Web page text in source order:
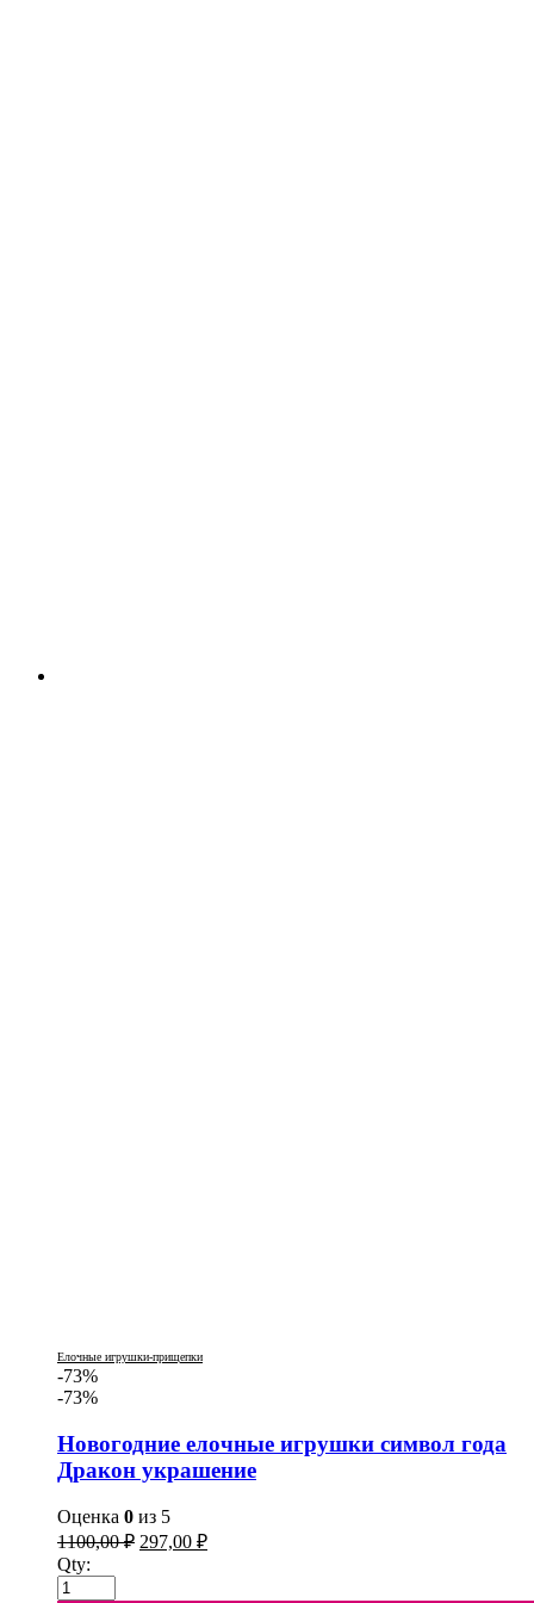
Елочные игрушки-прищепки
-73%
-73%
Новогодние елочные игрушки символ года
Дракон украшение
Оценка 0 из 5
1100,00₽ 297,00 ₽
Qty: